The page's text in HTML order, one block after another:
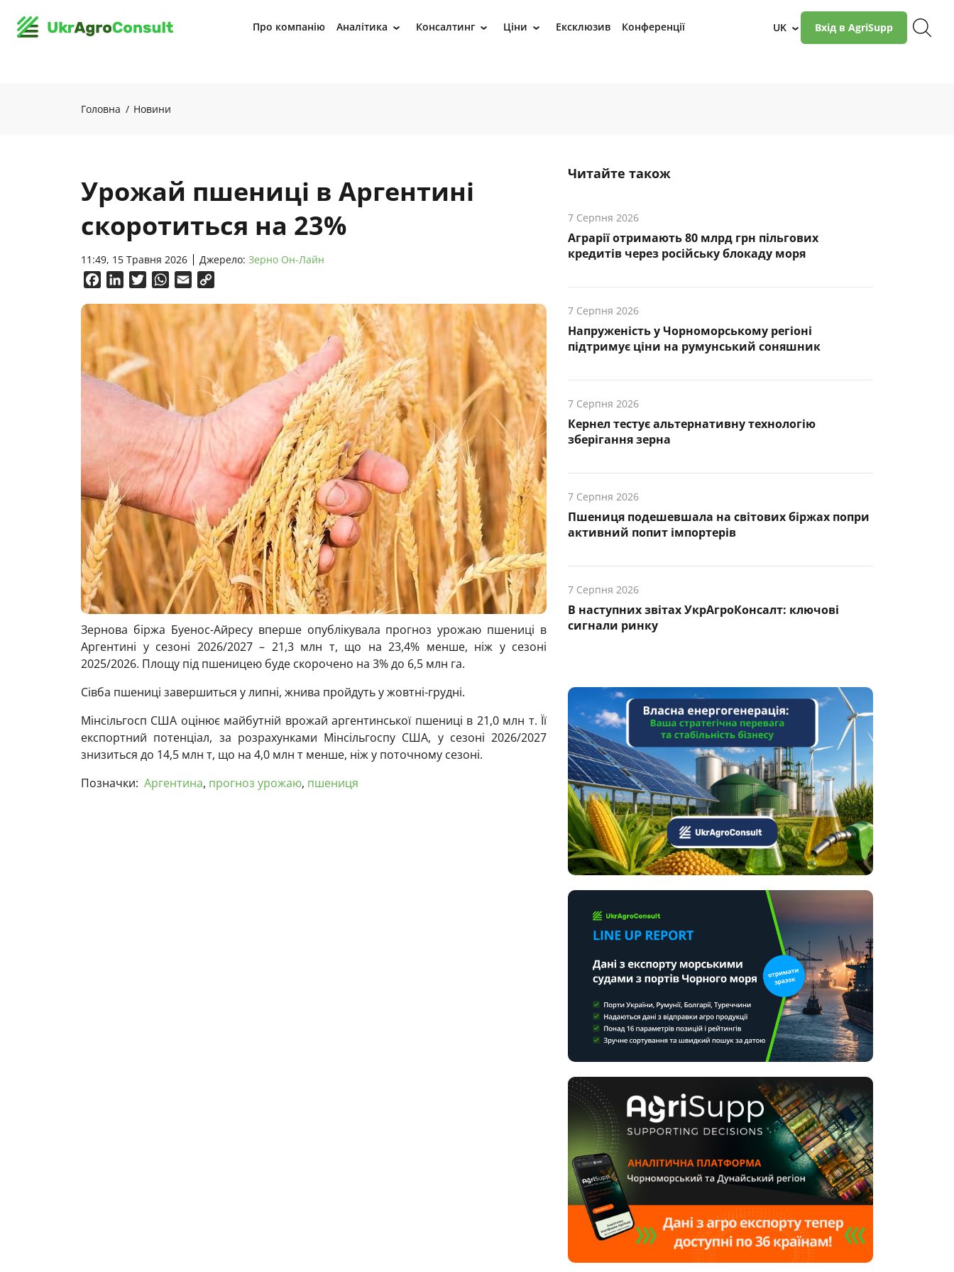
Про компанію Аналітика › Консалтинг › Ціни › Ексклюзив Конференції UK › Вхід в AgriSupp
Головна Новини
Урожай пшениці в Аргентині
скоротиться на 23%
11:49, 15 Травня 2026 Джерело: Зерно Он-Лайн
FacebookLinkedInTwitterWhatsApp
Email
Зернова біржа Буенос-Айресу вперше опублікувала прогноз урожаю пшениці в
Аргентині у сезоні 2026/2027 – 21,3 млн т, що на 23,4% менше, ніж у сезоні
2025/2026. Площу під пшеницею буде скорочено на 3% до 6,5 млн га.
Сівба пшениці завершиться у липні, жнива пройдуть у жовтні-грудні.
Мінсільгосп США оцінює майбутній врожай аргентинської пшениці в 21,0 млн т. Її
експортний потенціал, за розрахунками Мінсільгоспу США, у сезоні 2026/2027
знизиться до 14,5 млн т, що на 4,0 млн т менше, ніж у поточному сезоні.
Позначки: Аргентина, прогноз урожаю, пшениця
Читайте також
7 Серпня 2026
Аграрії отримають 80 млрд грн пільгових
кредитів через російську блокаду моря
7 Серпня 2026
Напруженість у Чорноморському регіоні
підтримує ціни на румунський соняшник
7 Серпня 2026
Кернел тестує альтернативну технологію
зберігання зерна
7 Серпня 2026
Пшениця подешевшала на світових біржах попри
активний попит імпортерів
7 Серпня 2026
В наступних звітах УкрАгроКонсалт: ключові
cигнали ринку